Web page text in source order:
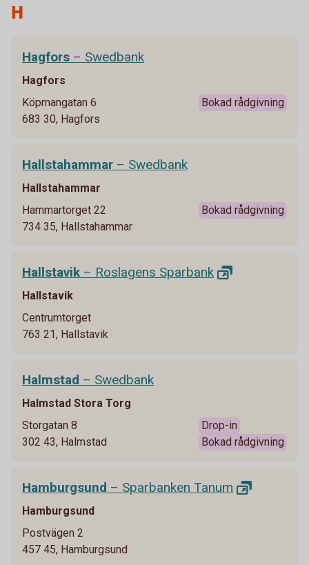
H
Hagfors – Swedbank
Hagfors
Köpmangatan 6
683 30, Hagfors
Bokad rådgivning
Hallstahammar – Swedbank
Hallstahammar
Hammartorget 22
734 35, Hallstahammar
Bokad rådgivning
Hallstavik – Roslagens Sparbank
Hallstavik
Centrumtorget
763 21, Hallstavik
Halmstad – Swedbank
Halmstad Stora Torg
Storgatan 8
302 43, Halmstad
Drop-in
Bokad rådgivning
Hamburgsund – Sparbanken Tanum
Hamburgsund
Postvägen 2
457 45, Hamburgsund